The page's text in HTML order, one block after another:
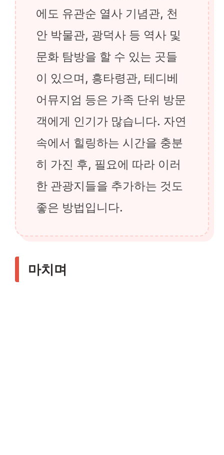
에도 유관순 열사 기념관, 천
안 박물관, 광덕사 등 역사 및
문화 탐방을 할 수 있는 곳들
이 있으며, 흥타령관, 테디베
어뮤지엄 등은 가족 단위 방문
객에게 인기가 많습니다. 자연
속에서 힐링하는 시간을 충분
히 가진 후, 필요에 따라 이러
한 관광지들을 추가하는 것도
좋은 방법입니다.
마치며